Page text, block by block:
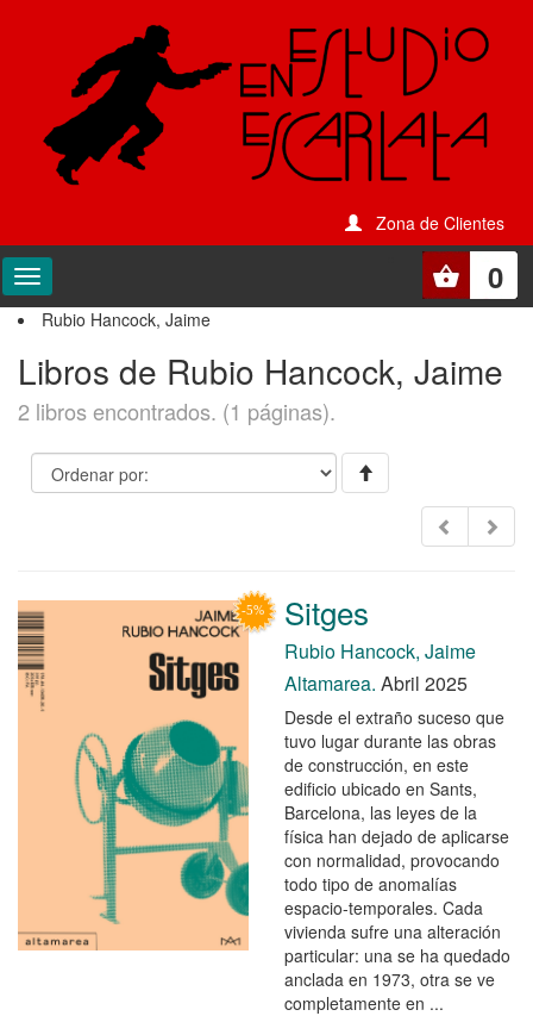
Zona de Clientes
0
Rubio Hancock, Jaime
Libros de Rubio Hancock, Jaime
2 libros encontrados. (1 páginas).
Sitges
Rubio Hancock, Jaime
Altamarea. Abril 2025
Desde el extraño suceso que
tuvo lugar durante las obras
de construcción, en este
edificio ubicado en Sants,
Barcelona, las leyes de la
física han dejado de aplicarse
con normalidad, provocando
todo tipo de anomalías
espacio-temporales. Cada
vivienda sufre una alteración
particular: una se ha quedado
anclada en 1973, otra se ve
completamente en ...